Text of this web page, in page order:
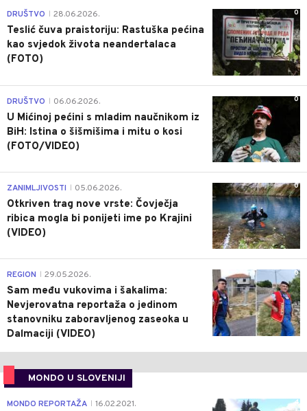
0
DRUŠTVO 28.06.2026.
Teslić čuva praistoriju: Rastuška pećina
kao svjedok života neandertalaca
(FOTO)
0
DRUŠTVO 06.06.2026.
U Mićinoj pećini s mladim naučnikom iz
BiH: Istina o šišmišima i mitu o kosi
(FOTO/VIDEO)
0
ZANIMLJIVOSTI 05.06.2026.
Otkriven trag nove vrste: Čovječja
ribica mogla bi ponijeti ime po Krajini
(VIDEO)
0
REGION 29.05.2026.
Sam među vukovima i šakalima:
Nevjerovatna reportaža o jedinom
stanovniku zaboravljenog zaseoka u
Dalmaciji (VIDEO)
MONDO U SLOVENIJI
4
MONDO REPORTAŽA 16.02.2021.